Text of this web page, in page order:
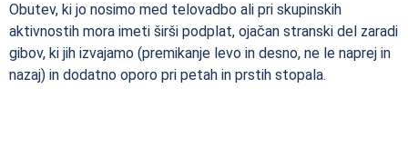
Obutev, ki jo nosimo med telovadbo ali pri skupinskih
aktivnostih mora imeti širši podplat, ojačan stranski del zaradi
gibov, ki jih izvajamo (premikanje levo in desno, ne le naprej in
nazaj) in dodatno oporo pri petah in prstih stopala.